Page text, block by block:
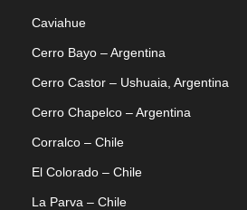
Caviahue
Cerro Bayo – Argentina
Cerro Castor – Ushuaia, Argentina
Cerro Chapelco – Argentina
Corralco – Chile
El Colorado – Chile
La Parva – Chile